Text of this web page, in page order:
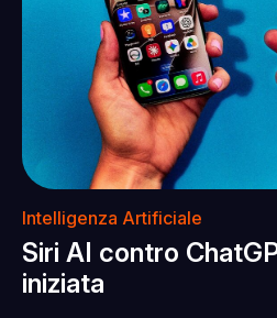
Intelligenza Artificiale
Siri AI contro
iniziata